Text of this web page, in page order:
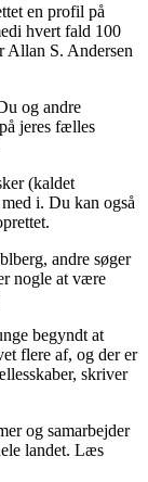
en profil på
hvert fald 100
Allan S. Andersen
og andre
jeres fælles
(kaldet
i. Du kan også
andre søger
nogle at være
begyndt at
flere af, og der er
skriver
og samarbejder
landet. Læs